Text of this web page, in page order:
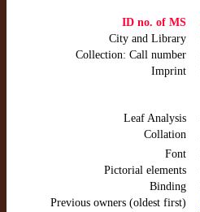
ID no. of MS
City and Library
Collection: Call number
Imprint
Leaf Analysis
Collation
Font
Pictorial elements
Binding
Previous owners (oldest first)